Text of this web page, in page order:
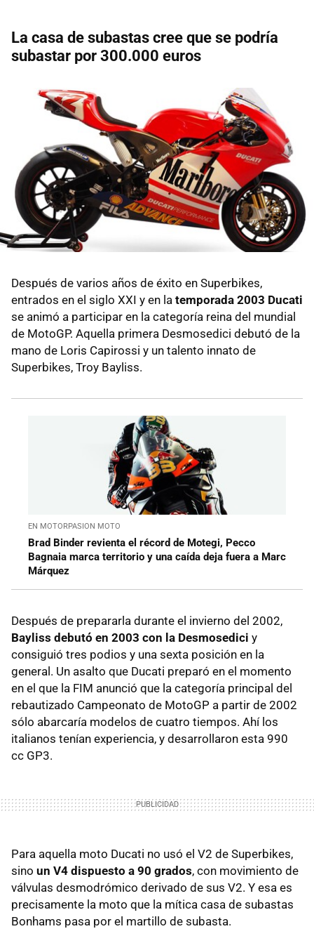
La casa de subastas cree que se podría
subastar por 300.000 euros
Después de varios años de éxito en Superbikes,
entrados en el siglo XXI y en la temporada 2003 Ducati
se animó a participar en la categoría reina del mundial
de MotoGP. Aquella primera Desmosedici debutó de la
mano de Loris Capirossi y un talento innato de
Superbikes, Troy Bayliss.
EN MOTORPASION MOTO
Brad Binder revienta el récord de Motegi, Pecco
Bagnaia marca territorio y una caída deja fuera a Marc
Márquez
Después de prepararla durante el invierno del 2002,
Bayliss debutó en 2003 con la Desmosedici y
consiguió tres podios y una sexta posición en la
general. Un asalto que Ducati preparó en el momento
en el que la FIM anunció que la categoría principal del
rebautizado Campeonato de MotoGP a partir de 2002
sólo abarcaría modelos de cuatro tiempos. Ahí los
italianos tenían experiencia, y desarrollaron esta 990
cc GP3.
Para aquella moto Ducati no usó el V2 de Superbikes,
sino un V4 dispuesto a 90 grados, con movimiento de
válvulas desmodrómico derivado de sus V2. Y esa es
precisamente la moto que la mítica casa de subastas
Bonhams pasa por el martillo de subasta.